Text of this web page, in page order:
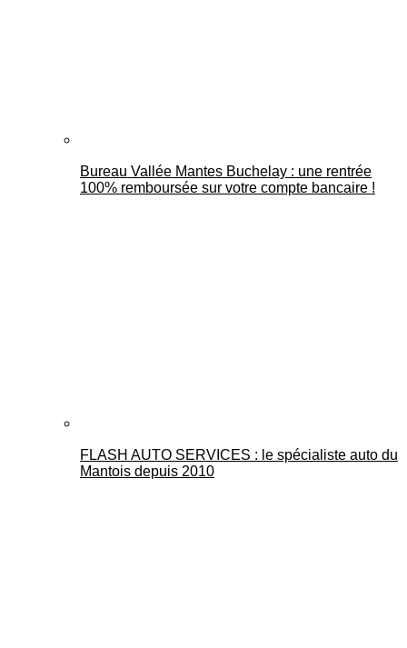
Bureau Vallée Mantes Buchelay : une rentrée
100% remboursée sur votre compte bancaire !
FLASH AUTO SERVICES : le spécialiste auto du
Mantois depuis 2010